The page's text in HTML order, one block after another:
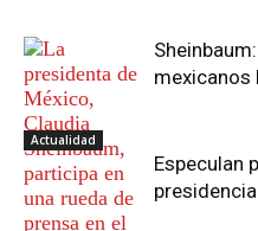
mexicanos
Actualidad
Especulan